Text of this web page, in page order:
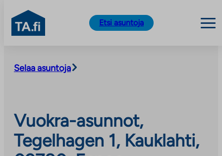
sisältöön
TA.fi
Etsi asuntoja
Selaa asuntoja
Vuokra-asunnot,
Tegelhagen 1, Kauklahti,